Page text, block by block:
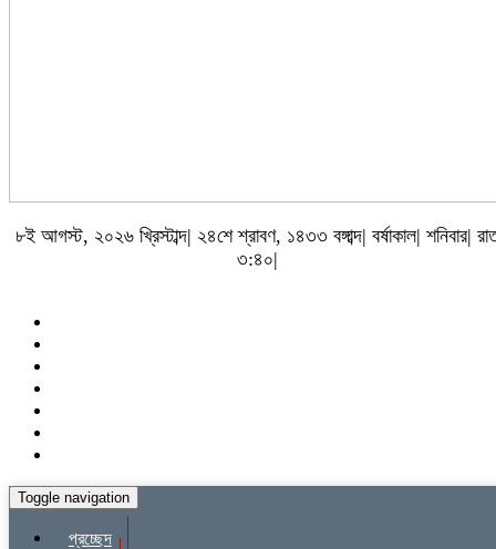
৮ই আগস্ট, ২০২৬ খ্রিস্টাব্দ| ২৪শে শ্রাবণ, ১৪৩৩ বঙ্গাব্দ| বর্ষাকাল| শনিবার|
৩:৪০|
Toggle navigation
প্রচ্ছেদ